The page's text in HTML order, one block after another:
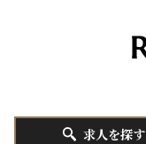
求人を探す